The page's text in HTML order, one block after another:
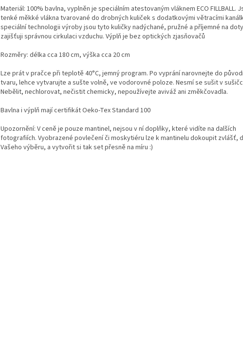
Materiál: 100% bavlna, vyplněn je speciálním atestovaným vláknem ECO FILLBALL.
tenké měkké vlákna tvarované do drobných kuliček s dodatkovými větracími
speciální technologii výroby jsou tyto kuličky nadýchané, pružné a příjemné na
zajišťuji správnou cirkulaci vzduchu. Výplň je bez optických zjasňovačů
Rozměry: délka cca 180 cm, výška cca 20 cm
Lze prát v pračce při teplotě 40°C, jemný program. Po vyprání narovnejte do
tvaru, lehce vytvarujte a sušte volně, ve vodorovné poloze. Nesmí se sušit v
Nebělit, nechlorovat, nečistit chemicky, nepoužívejte aviváž ani změkčovadla.
Bavlna i výplň mají certifikát Oeko-Tex Standard 100
Upozornění: V ceně je pouze mantinel, nejsou v ní doplňky, které vidíte na dalších
fotografiích. Vyobrazené povlečení či moskytiéru lze k mantinelu dokoupit zvlášť,
Vašeho výběru, a vytvořit si tak set přesně na míru :)